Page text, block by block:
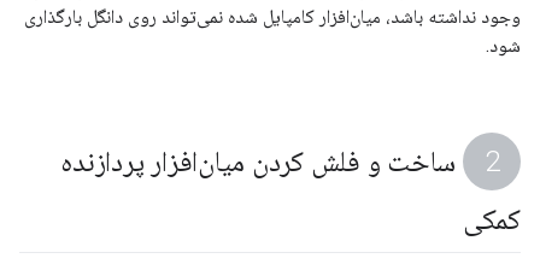
وجود نداشته باشد، میان‌افزار کامپایل شده نمی‌تواند روی دانگل بارگذاری
شود.
ساخت و فلش کردن میان‌افزار پردازنده
کمکی